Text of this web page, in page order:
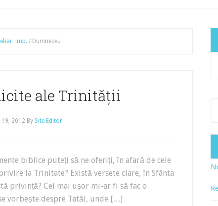
imp. / Dumnezeu
ale Trinității
2012 By Site Editor
biblice puteți să ne oferiți, în afară de cele
la Trinitate? Există versete clare, în Sfânta
privință? Cel mai ușor mi-ar fi să fac o
vorbește despre Tatăl, unde […]